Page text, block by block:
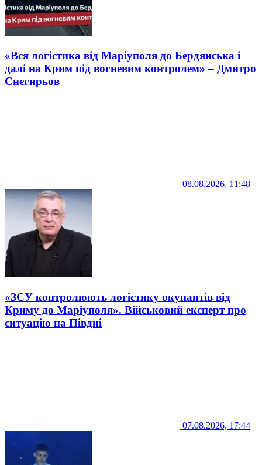
«Вся логістика від Маріуполя до Бердянська і
далі на Крим під вогневим контролем» – Дмитро
Снєгирьов
08.08.2026, 11:48
«ЗСУ контролюють логістику окупантів від
Криму до Маріуполя». Військовий експерт про
ситуацію на Півдні
07.08.2026, 17:44